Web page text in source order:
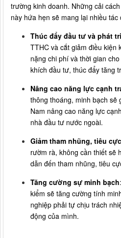
trường kinh doanh. Những cải
này hứa hẹn sẽ mang lại nhiều tác
Thúc đẩy đầu tư và phát
TTHC và cắt giảm điều kiện
nặng chi phí và thời gian
khích đầu tư, thúc đẩy tăng
Nâng cao năng lực cạnh
thông thoáng, minh bạch sẽ
Nam nâng cao năng lực
nhà đầu tư nước ngoài.
Giảm tham nhũng, tiêu cực
rườm rà, không cần thiết sẽ
dẫn đến tham nhũng, tiêu
Tăng cường sự minh bạch
kiểm sẽ tăng cường tính
nghiệp phải tự chịu trách
động của mình.